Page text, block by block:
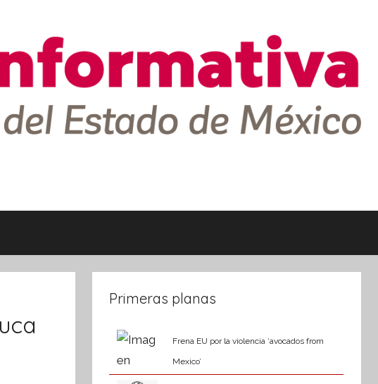
Primeras planas
Frena EU por la violencia ‘avocados from
Mexico’